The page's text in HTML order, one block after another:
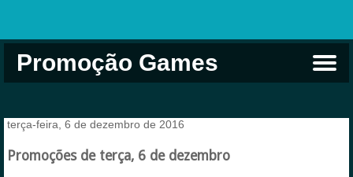
Promoção Games
terça-feira, 6 de dezembro de 2016
Promoções de terça, 6 de dezembro